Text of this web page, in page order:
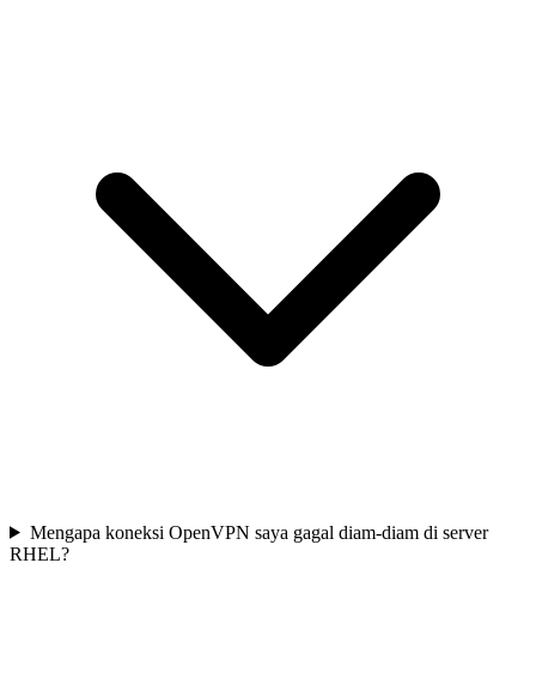
Mengapa koneksi OpenVPN saya gagal diam-diam di server
RHEL?